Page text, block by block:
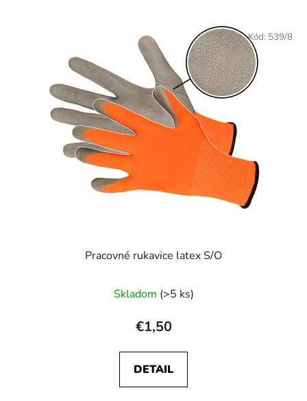
Pracovné rukavice latex S/O
Skladom (>5 ks)
€1,50
DETAIL
Kód: 539/8